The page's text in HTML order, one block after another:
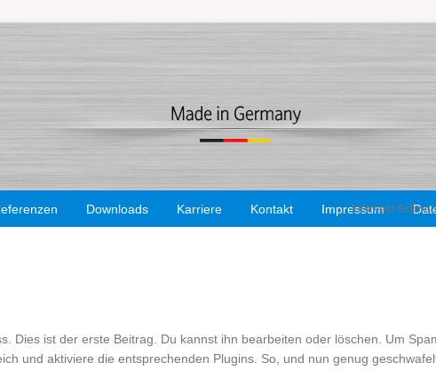
Firstweld
Downloads Karriere Kontakt Impressum
Dies ist der erste Beitrag. Du kannst ihn bearbeiten oder löschen. Um
und aktiviere die entsprechenden Plugins. So, und nun genug